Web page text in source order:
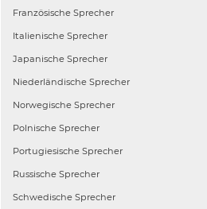
Französische Sprecher
Italienische Sprecher
Japanische Sprecher
Niederländische Sprecher
Norwegische Sprecher
Polnische Sprecher
Portugiesische Sprecher
Russische Sprecher
Schwedische Sprecher